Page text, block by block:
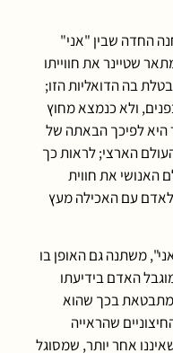
החדה שבין "אני"
שטיינר את חווייתו
בה הדואליות הזו;
ולא כנמצא מחוץ
היא לפיכך הבאתה של
הארצי; לראות כך
האנושי את חווית
לאדם עם האכילה מעץ
משתנה גם האופן בו
האדם בידיעתו
בכך שהוא
שהראייה
אחר יותר, שמסוגל